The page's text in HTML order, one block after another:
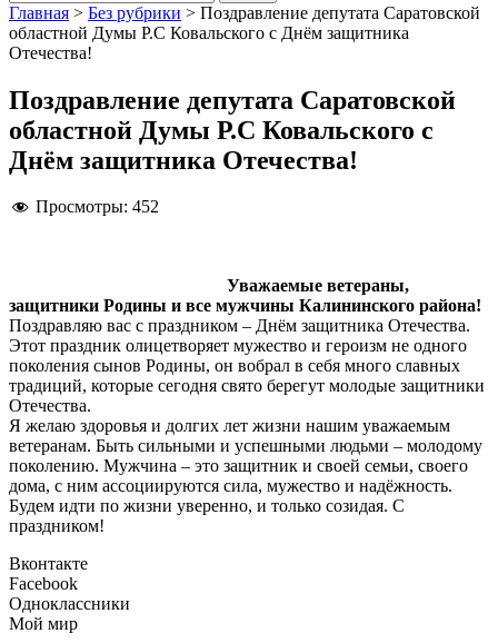
Главная > Без рубрики > Поздравление депутата Саратовской
областной Думы Р.С Ковальского с Днём защитника
Отечества!
Поздравление депутата Саратовской
областной Думы Р.С Ковальского с
Днём защитника Отечества!
Просмотры: 452
Уважаемые ветераны,
защитники Родины и все мужчины Калининского района!
Поздравляю вас с праздником – Днём защитника Отечества.
Этот праздник олицетворяет мужество и героизм не одного
поколения сынов Родины, он вобрал в себя много славных
традиций, которые сегодня свято берегут молодые защитники
Отечества.
Я желаю здоровья и долгих лет жизни нашим уважаемым
ветеранам. Быть сильными и успешными людьми – молодому
поколению. Мужчина – это защитник и своей семьи, своего
дома, с ним ассоциируются сила, мужество и надёжность.
Будем идти по жизни уверенно, и только созидая. С
праздником!
Вконтакте
Facebook
Одноклассники
Мой мир